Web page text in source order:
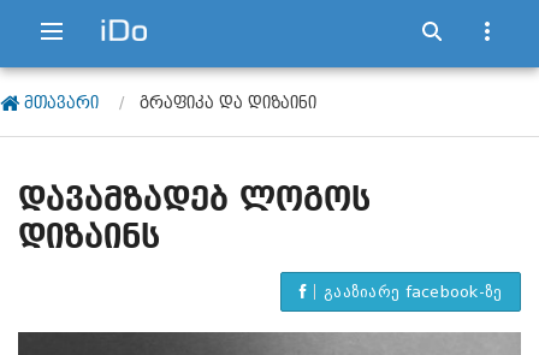
ᲛᲗᲐᲕᲐᲠᲘ ᲒᲠᲐᲤᲘᲙᲐ ᲓᲐ ᲓᲘᲖᲐᲘᲜᲘ
ᲓᲐᲕᲐᲛᲖᲐᲓᲔᲑ ᲚᲝᲒᲝᲡ
ᲓᲘᲖᲐᲘᲜᲡ
გააზიარე facebook-ზე